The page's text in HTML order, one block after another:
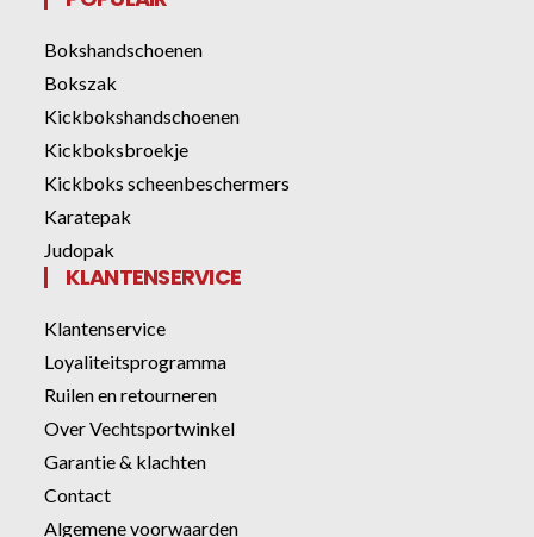
Bokshandschoenen
Bokszak
Kickbokshandschoenen
Kickboksbroekje
Kickboks scheenbeschermers
Karatepak
Judopak
KLANTENSERVICE
Klantenservice
Loyaliteitsprogramma
Ruilen en retourneren
Over Vechtsportwinkel
Garantie & klachten
Contact
Algemene voorwaarden